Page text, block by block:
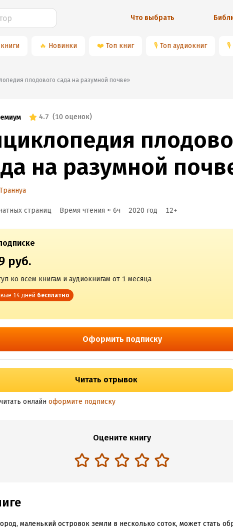
Что выбрать
🔥 Новинки ❤️ Топ книг 🎙 Топ аудиокниг 🎙
плодового сада на разумной почве»
4.7 (10 оценок)
на разумной
страниц Время чтения ≈ 6ч 2020 год 12+
руб.
ко всем книгам и аудиокнигам от 1 месяца
14 дней бесплатно
Оформить подписку
Читать отрывок
онлайн оформите подписку
Оцените книгу
маленький островок земли в несколько соток, может стать